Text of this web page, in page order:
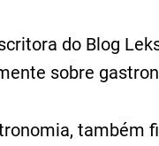
do Blog
sobre
também